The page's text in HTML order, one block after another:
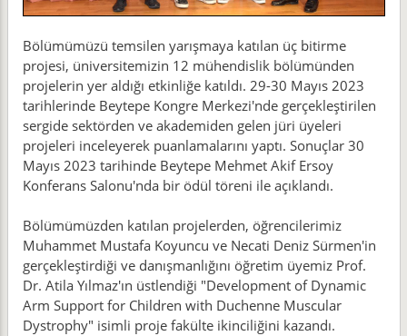
Bölümümüzü temsilen yarışmaya katılan üç bitirme
projesi, üniversitemizin 12 mühendislik bölümünden
projelerin yer aldığı etkinliğe katıldı. 29-30 Mayıs 2023
tarihlerinde Beytepe Kongre Merkezi'nde gerçekleştirilen
sergide sektörden ve akademiden gelen jüri üyeleri
projeleri inceleyerek puanlamalarını yaptı. Sonuçlar 30
Mayıs 2023 tarihinde Beytepe Mehmet Akif Ersoy
Konferans Salonu'nda bir ödül töreni ile açıklandı.
Bölümümüzden katılan projelerden, öğrencilerimiz
Muhammet Mustafa Koyuncu ve Necati Deniz Sürmen'in
gerçekleştirdiği ve danışmanlığını öğretim üyemiz Prof.
Dr. Atila Yılmaz'ın üstlendiği "Development of Dynamic
Arm Support for Children with Duchenne Muscular
Dystrophy" isimli proje fakülte ikinciliğini kazandı.